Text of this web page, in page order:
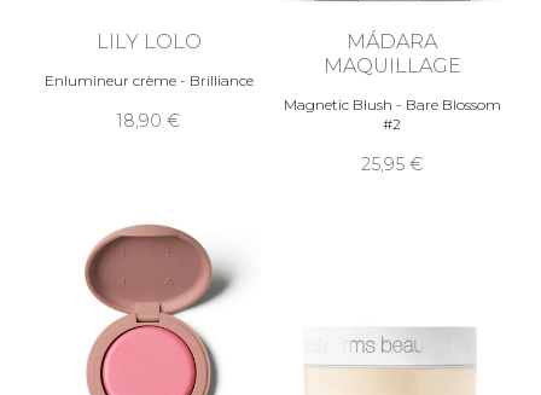
LILY LOLO
Enlumineur crème - Brilliance
18,90
MÁDARA
MAQUILLAGE
Magnetic Blush - Bare Blossom
#2
25,95